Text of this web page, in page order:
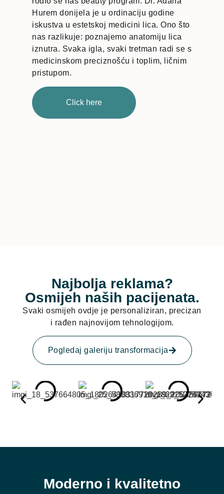
Hurem donijela je u ordinaciju godine
iskustva u estetskoj medicini lica. Ono što
nas razlikuje: poznajemo anatomiju lica
iznutra. Svaka igla, svaki tretman radi se s
medicinskom preciznošću i toplim, ličnim
pristupom.
Click here
Najbolja reklama?
Osmijeh naših pacijenata.
Svaki osmijeh ovdje je personaliziran, precizan
i rađen najnovijom tehnologijom.
Pogledaj galeriju transformacija
Moderno i kvalitetno